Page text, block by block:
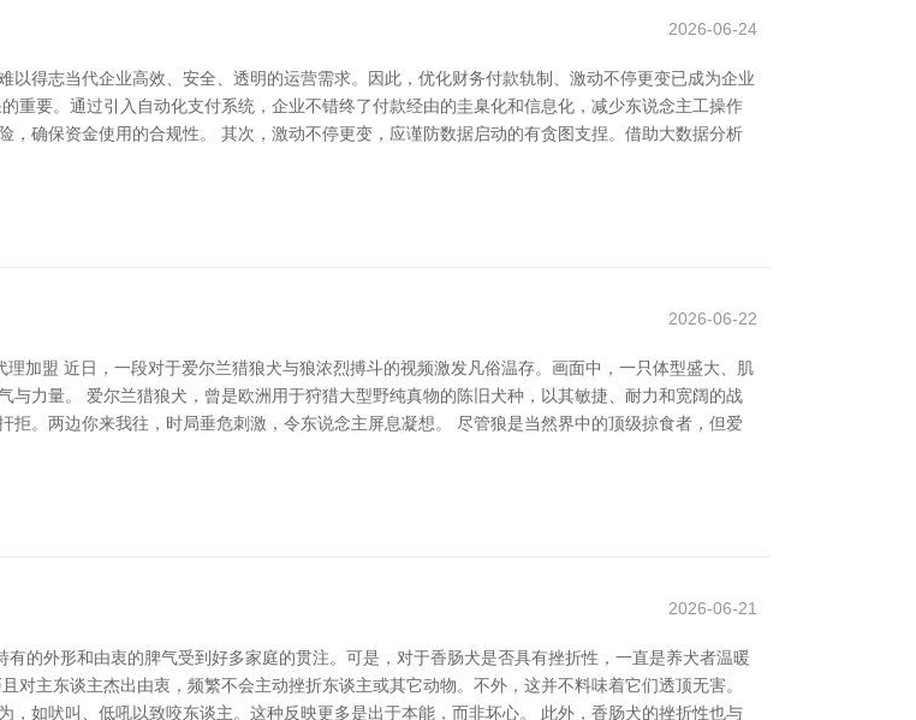
2026-06-24
得志当代企业高效、安全、透明的运营需求。因此，优化财务付款轨制、激动不停更变已成为企业
重要。通过引入自动化支付系统，企业不错终了付款经由的圭臬化和信息化，减少东说念主工操作
确保资金使用的合规性。 其次，激动不停更变，应谨防数据启动的有贪图支捏。借助大数据分析
2026-06-22
加盟 近日，一段对于爱尔兰猎狼犬与狼浓烈搏斗的视频激发凡俗温存。画面中，一只体型盛大、肌
力量。 爱尔兰猎狼犬，曾是欧洲用于狩猎大型野纯真物的陈旧犬种，以其敏捷、耐力和宽阔的战
。两边你来我往，时局垂危刺激，令东说念主屏息凝想。 尽管狼是当然界中的顶级掠食者，但爱
2026-06-21
的外形和由衷的脾气受到好多家庭的贯注。可是，对于香肠犬是否具有挫折性，一直是养犬者温暖
主东谈主杰出由衷，频繁不会主动挫折东谈主或其它动物。不外，这并不料味着它们透顶无害。
如吠叫、低吼以致咬东谈主。这种反映更多是出于本能，而非坏心。 此外，香肠犬的挫折性也与